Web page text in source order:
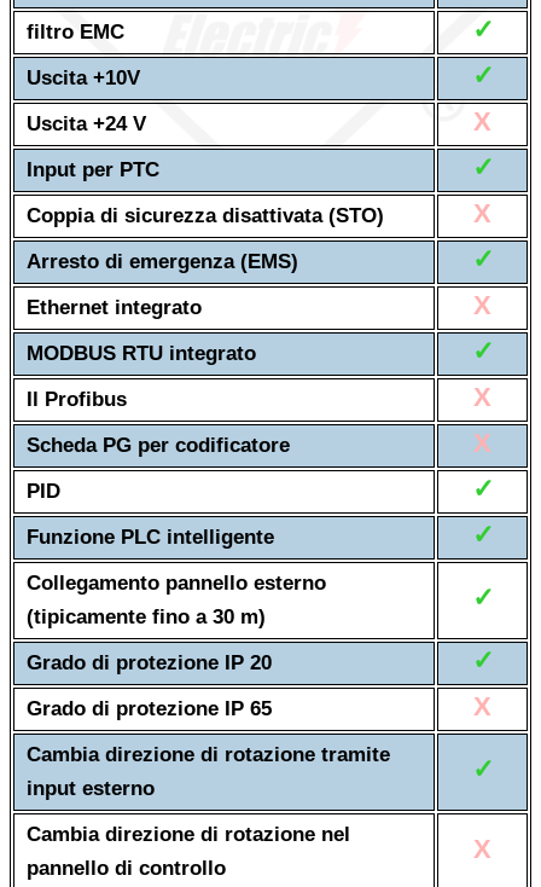
filtro EMC ✓
Uscita +10V ✓
Uscita +24 V X
Input per PTC ✓
Coppia di sicurezza disattivata (STO) X
Arresto di emergenza (EMS) ✓
Ethernet integrato X
MODBUS RTU integrato ✓
Il Profibus X
Scheda PG per codificatore X
PID ✓
Funzione PLC intelligente ✓
Collegamento pannello esterno
(tipicamente fino a 30 m)
✓
Grado di protezione IP 20 ✓
Grado di protezione IP 65 X
Cambia direzione di rotazione tramite
input esterno
✓
Cambia direzione di rotazione nel
pannello di controllo
X